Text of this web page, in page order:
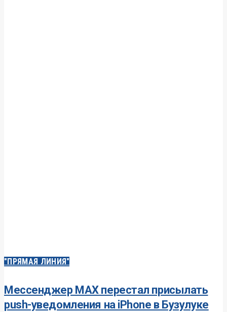
"ПРЯМАЯ ЛИНИЯ"
Мессенджер MAX перестал присылать
push-уведомления на iPhone в Бузулуке